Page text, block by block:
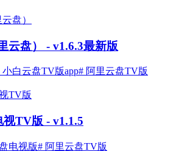
云盘） - v1.6.3最新版
小白云盘TV版app# 阿里云盘TV版
视TV版 - v1.1.5
电视版# 阿里云盘TV版